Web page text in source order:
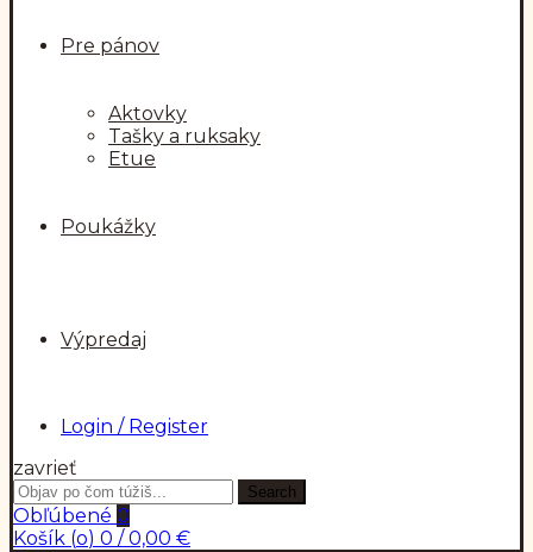
Pre pánov
Aktovky
Tašky a ruksaky
Etue
Poukážky
Výpredaj
Login / Register
zavrieť
Search
for:
Search
Obľúbené 0
Košík (o) 0 / 0,00 €